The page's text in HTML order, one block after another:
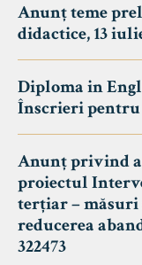
Anunț teme
didactice, 13
Diploma in
Înscrieri pentru
Anunț privind
proiectul
terțiar – măsuri
reducerea
322473